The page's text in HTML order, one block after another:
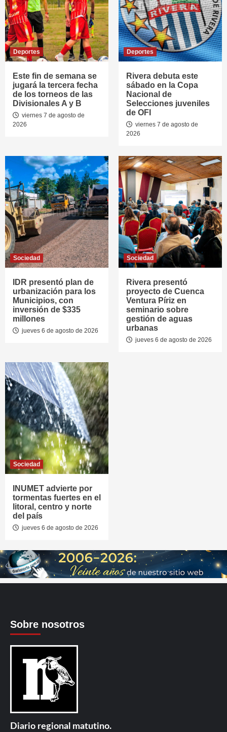
Deportes
Este fin de semana se
jugará la tercera fecha
de los torneos de las
Divisionales A y B
viernes 7 de agosto de
2026
Deportes
Rivera debuta este
sábado en la Copa
Nacional de
Selecciones juveniles
de OFI
viernes 7 de agosto de
2026
Sociedad
IDR presentó plan de
urbanización para los
Municipios, con
inversión de $335
millones
jueves 6 de agosto de 2026
Sociedad
Rivera presentó
proyecto de Cuenca
Ventura Píriz en
seminario sobre
gestión de aguas
urbanas
jueves 6 de agosto de 2026
Sociedad
INUMET advierte por
tormentas fuertes en el
litoral, centro y norte
del país
jueves 6 de agosto de 2026
Sobre nosotros
Diario regional matutino.